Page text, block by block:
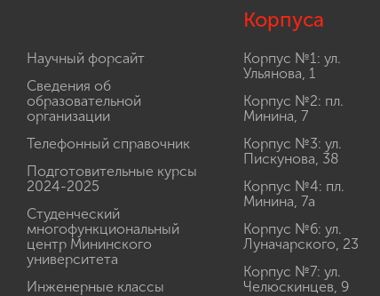
Научный форсайт
Сведения об
образовательной
организации
Телефонный справочник
Подготовительные курсы
2024-2025
Студенческий
многофункциональный
центр Мининского
университета
Инженерные классы
Корпуса
Корпус №1: ул.
Ульянова, 1
Корпус №2: пл.
Минина, 7
Корпус №3: ул.
Пискунова, 38
Корпус №4: пл.
Минина, 7а
Корпус №6: ул.
Луначарского, 23
Корпус №7: ул.
Челюскинцев, 9